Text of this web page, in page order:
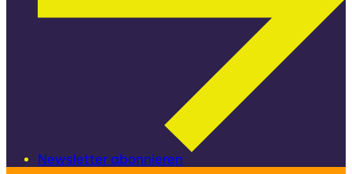
Newsletter abonnieren